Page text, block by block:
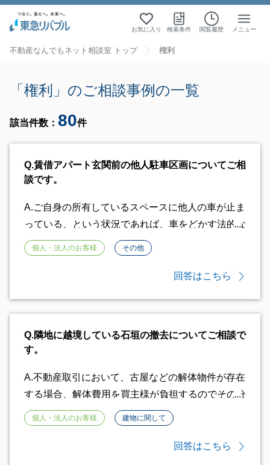
お気に入り 検索条件 閲覧履歴 メニュー
不動産なんでもネット相談室 トップ 権利
「権利」のご相談事例の一覧
該当件数： 80件
Q.賃借アパート玄関前の他人駐車区画についてご相
談です。
A.ご自身の所有しているスペースに他人の車が止ま
っている、という状況であれば、車をどかす法的な
権利がありますが、本件の場合そのような状況では
ございませんので、あくまでもお願いベースでしか
ありません。 ただ、おっしゃることはよくわかり
心配されていること、気になること、駐車場を管理
を、管理会社から車の持ち主に働きかけてもらう、
という方法しか無いと思います。 その際には、プ
ライバシーの問題や、たとえば、車の音や排気ガス
で体調が悪くなっている、といった理由をお話して
個人・法人のお客様 その他
回答はこちら
Q.隣地に越境している石垣の撤去についてご相談で
す。
A.不動産取引において、古屋などの解体物件が存在
する場合、解体費用を買主様が負担するのでその分
の金額を売買価格より値下げすることがございま
す。 前回の買主様も売買代金+撤去費用がかかるた
め断念したとのことですので、売買代金より撤去代
個人・法人のお客様 建物に関して
回答はこちら